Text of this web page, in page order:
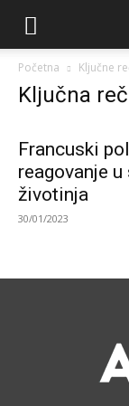
Početna Ključne
Ključna
Francuski
reagovanje
životinja
30/01/2023